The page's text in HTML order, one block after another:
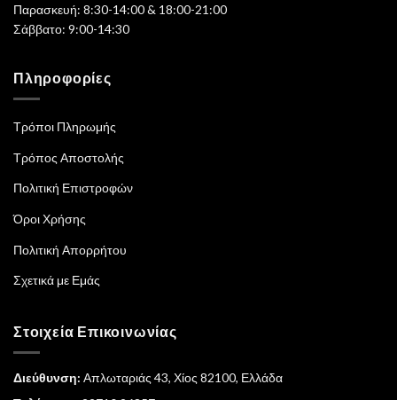
Παρασκευή: 8:30-14:00 & 18:00-21:00
Σάββατο: 9:00-14:30
Πληροφορίες
Τρόποι Πληρωμής
Τρόπος Αποστολής
Πολιτική Επιστροφών
Όροι Χρήσης
Πολιτική Απορρήτου
Σχετικά με Εμάς
Στοιχεία Επικοινωνίας
Διεύθυνση: Απλωταριάς 43, Χίος 82100, Ελλάδα